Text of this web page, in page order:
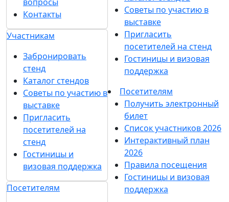
Контакты
Участникам
Забронировать
стенд
Каталог стендов
Советы по участию в
выставке
Пригласить
посетителей на
стенд
Гостиницы и
визовая поддержка
Посетителям
Советы по участию в
выставке
Пригласить
посетителей на стенд
Гостиницы и визовая
поддержка
Посетителям
Получить электронный
билет
Список участников 2026
Интерактивный план
2026
Правила посещения
Гостиницы и визовая
поддержка